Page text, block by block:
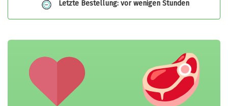
Letzte Bestellung: vor wenigen Stunden